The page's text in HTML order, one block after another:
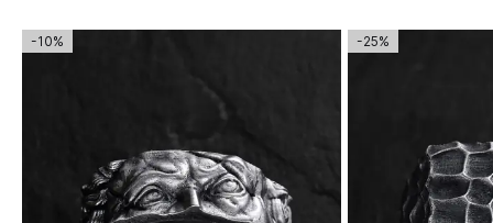
-10% -25%